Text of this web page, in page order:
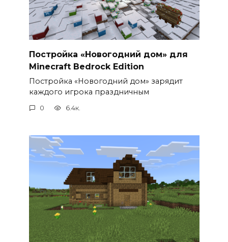
Постройка «Новогодний дом» для
Minecraft Bedrock Edition
Постройка «Новогодний дом» зарядит
каждого игрока праздничным
0 6.4к.